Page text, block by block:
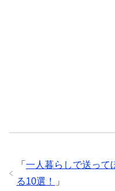
「 一人暮らしで送っ
る10選！
」